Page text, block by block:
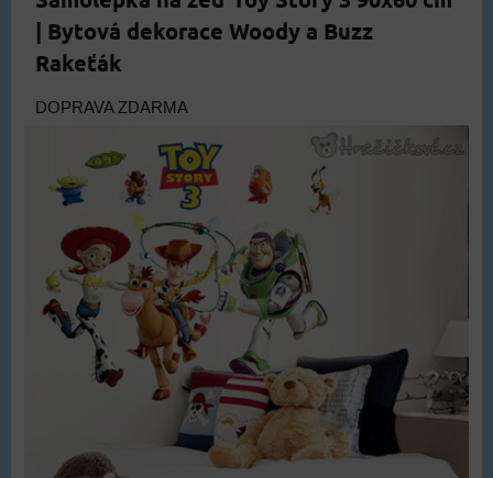
| Bytová dekorace Woody a Buzz
Rakeťák
DOPRAVA ZDARMA